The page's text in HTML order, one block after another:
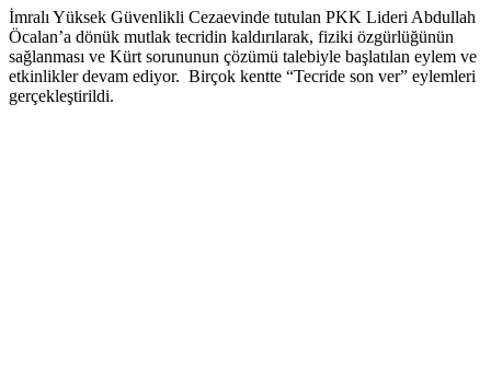
İmralı Yüksek Güvenlikli Cezaevinde tutulan PKK Lideri Abdullah
Öcalan’a dönük mutlak tecridin kaldırılarak, fiziki özgürlüğünün
sağlanması ve Kürt sorununun çözümü talebiyle başlatılan eylem ve
etkinlikler devam ediyor. Birçok kentte “Tecride son ver” eylemleri
gerçekleştirildi.